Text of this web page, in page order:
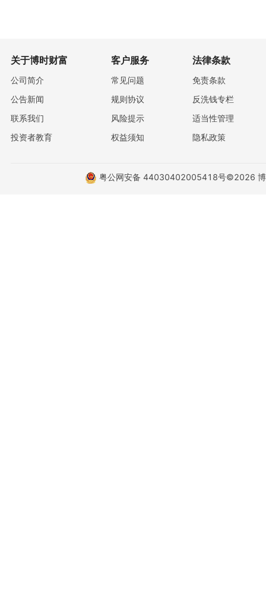
关于博时财富
公司简介
公告新闻
联系我们
投资者教育
客户服务
常见问题
规则协议
风险提示
权益须知
法律条款
免责条款
反洗钱专栏
适当性管理
隐私政策
粤公网安备 44030402005418号©2026 博